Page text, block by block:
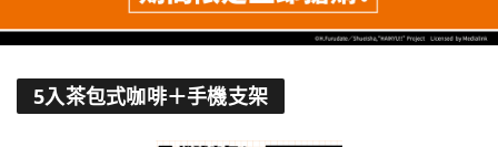
5入茶包式咖啡＋手機支架